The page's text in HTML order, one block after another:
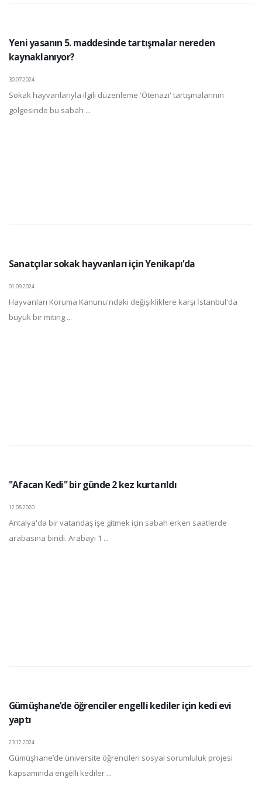
Yeni yasanın 5. maddesinde tartışmalar nereden
kaynaklanıyor?
30.07.2024
Sokak hayvanlarıyla ilgili düzenleme 'Ötenazi' tartışmalarının
gölgesinde bu sabah ...
Sanatçılar sokak hayvanları için Yenikapı'da
01.09.2024
Hayvanları Koruma Kanunu'ndaki değişikliklere karşı İstanbul'da
büyük bir miting ...
"Afacan Kedi" bir günde 2 kez kurtarıldı
12.05.2020
Antalya'da bir vatandaş işe gitmek için sabah erken saatlerde
arabasına bindi. Arabayı 1 ...
Gümüşhane’de öğrenciler engelli kediler için kedi evi
yaptı
23.12.2024
Gümüşhane’de üniversite öğrencileri sosyal sorumluluk projesi
kapsamında engelli kediler ...